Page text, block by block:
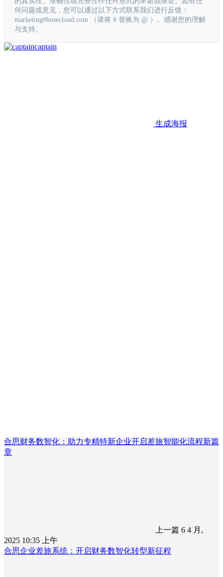
何问题或意见，您可以通过以下方式联系我们进行反馈：
marketing#hosecloud.com （请将 # 替换为 @ ）。感谢您的理解
与支持。
captain
生成海报
合思财务数智化：助力专精特新企业开启差旅智能化流程新篇
章
上一篇 6 4 月,
2025 10:35 上午
合思企业差旅系统：开启财务数智化转型新征程